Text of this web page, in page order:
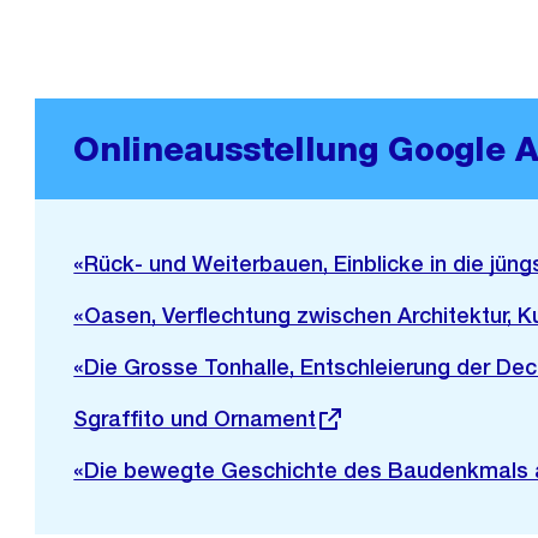
Onlineausstellung Google
Externer
Link:
«Rück- und Weiterbauen, Einblicke in die
Externer
Link:
«Oasen, Verflechtung zwischen Architektur,
Externer
Link:
«Die Grosse Tonhalle, Entschleierung der
Externer
Link:
Sgraffito und Ornament
Externer
Link:
«Die bewegte Geschichte des Baudenkmals